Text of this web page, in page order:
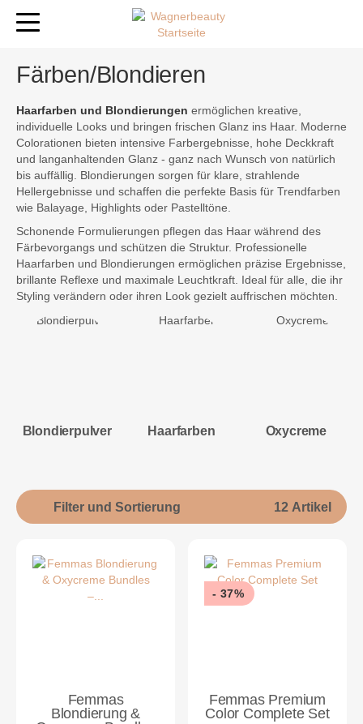
Färben/Blondieren
Haarfarben und Blondierungen ermöglichen kreative,
individuelle Looks und bringen frischen Glanz ins Haar. Moderne
Colorationen bieten intensive Farbergebnisse, hohe Deckkraft
und langanhaltenden Glanz - ganz nach Wunsch von natürlich
bis auffällig. Blondierungen sorgen für klare, strahlende
Hellergebnisse und schaffen die perfekte Basis für Trendfarben
wie Balayage, Highlights oder Pastelltöne.
Schonende Formulierungen pflegen das Haar während des
Färbevorgangs und schützen die Struktur. Professionelle
Haarfarben und Blondierungen ermöglichen präzise Ergebnisse,
brillante Reflexe und maximale Leuchtkraft. Ideal für alle, die ihr
Styling verändern oder ihren Look gezielt auffrischen möchten.
Blondierpulver Haarfarben Oxycreme
Filter und Sortierung 12 Artikel
Femmas
Blondierung &
- 37%
Femmas Premium
Color Complete Set